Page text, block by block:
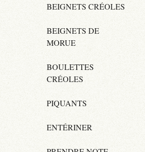
BEIGNETS CRÉOLES
BEIGNETS DE
MORUE
BOULETTES
CRÉOLES
PIQUANTS
ENTÉRINER